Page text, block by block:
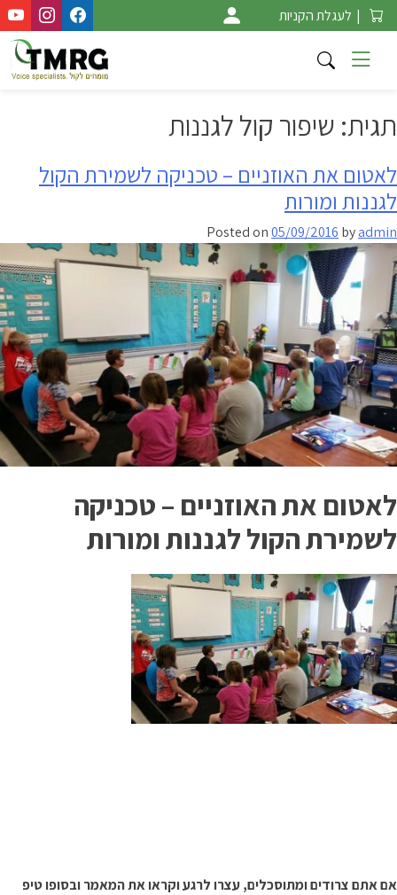
Skip
to
content
| לעגלת הקניות
תגית: שיפור קול לגננות
לאטום את האוזניים – טכניקה לשמירת הקול
לגננות ומורות
Posted on05/09/2016 byadmin
לאטום את האוזניים – טכניקה
לשמירת הקול לגננות ומורות
אם אתם צרודים ומתוסכלים, עצרו לרגע וקראו את המאמר ובסופו טיפ